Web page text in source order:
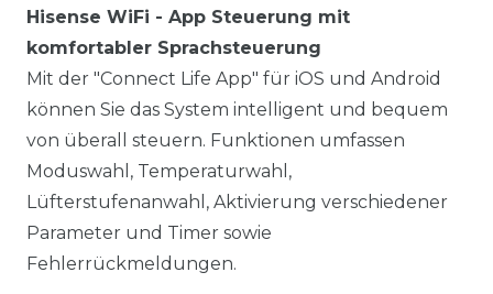
Hisense WiFi - App Steuerung mit
komfortabler Sprachsteuerung
Mit der "Connect Life App" für iOS und Android
können Sie das System intelligent und bequem
von überall steuern. Funktionen umfassen
Moduswahl, Temperaturwahl,
Lüfterstufenanwahl, Aktivierung verschiedener
Parameter und Timer sowie
Fehlerrückmeldungen.